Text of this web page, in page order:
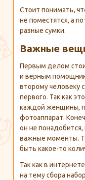
Стоит понимать,
не поместятся, а
разные сумки.
Важные
Первым делом
и верным
второму человеку
первого. Так как
каждой женщины,
фотоаппарат.
он не
важные моменты.
быть какое-то
Так как в
на тему сбора